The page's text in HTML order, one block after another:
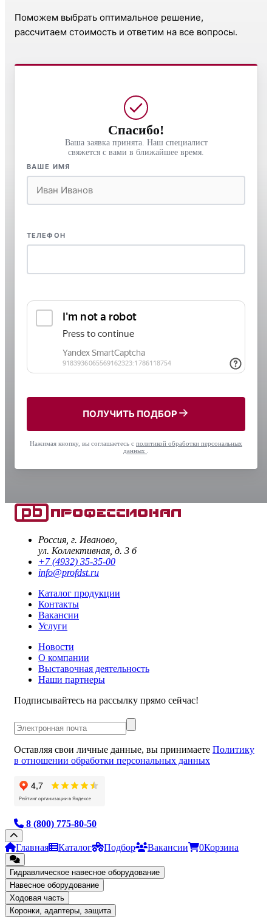
Поможем выбрать оптимальное решение,
рассчитаем стоимость и ответим на все вопросы.
Спасибо!
Ваша заявка принята. Наш специалист
свяжется с вами в ближайшее время.
ВАШЕ ИМЯ
ТЕЛЕФОН
ПОЛУЧИТЬ ПОДБОР
Нажимая кнопку, вы соглашаетесь с политикой обработки персональных
данных
Россия, г. Иваново,
ул. Коллективная, д. 3 б
+7 (4932) 35-35-00
info@profdst.ru
Каталог продукции
Контакты
Вакансии
Услуги
Новости
О компании
Выставочная деятельность
Наши партнеры
Подписывайтесь на рассылку прямо сейчас!
Оставляя свои личные данные, вы принимаете Политику
в отношении обработки персональных данных
8 (800) 775-80-50
Главная Каталог Подбор Вакансии 0Корзина
Гидравлическое навесное оборудование
Навесное оборудование
Ходовая часть
Коронки, адаптеры, защита